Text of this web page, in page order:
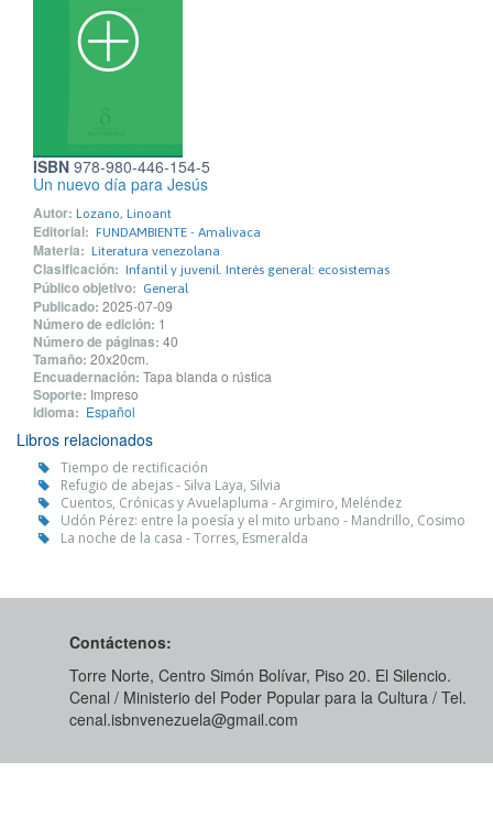
ISBN 978-980-446-154-5
Un nuevo día para Jesús
Autor: Lozano, Linoant
Editorial: FUNDAMBIENTE - Amalivaca
Materia: Literatura venezolana
Clasificación: Infantil y juvenil. Interés general: ecosistemas
Público objetivo: General
Publicado: 2025-07-09
Número de edición: 1
Número de páginas: 40
Tamaño: 20x20cm.
Encuadernación: Tapa blanda o rústica
Soporte: Impreso
Idioma: Español
Libros relacionados
Tiempo de rectificación
Refugio de abejas - Silva Laya, Silvia
Cuentos, Crónicas y Avuelapluma - Argimiro, Meléndez
Udón Pérez: entre la poesía y el mito urbano - Mandrillo, Cosimo
La noche de la casa - Torres, Esmeralda
Contáctenos:
Torre Norte, Centro Simón Bolívar, Piso 20. El Silencio.
Cenal / Ministerio del Poder Popular para la Cultura / Tel.
cenal.isbnvenezuela@gmail.com